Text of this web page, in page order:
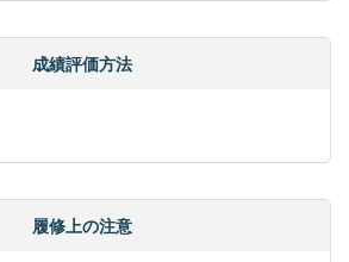
成績評価方法
履修上の注意